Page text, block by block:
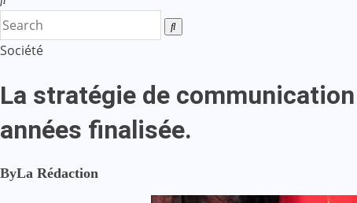
Société
La stratégie de
années finalisée.
ByLa Rédaction